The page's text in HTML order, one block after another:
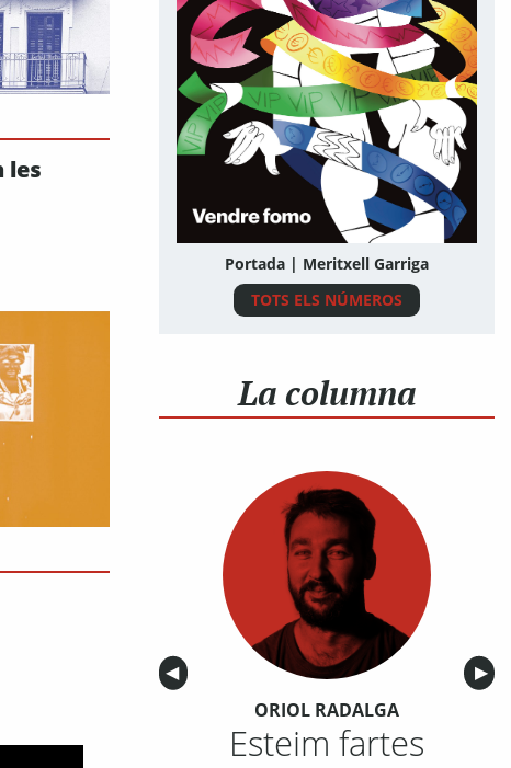
les
Portada | Meritxell Garriga
TOTS ELS NÚMEROS
La columna
Anterior
◀︎ ▶︎
ORIOL RADALGA
Esteim fartes